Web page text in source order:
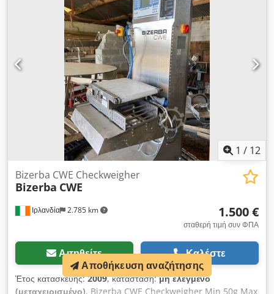
1 / 12
Ιρλανδία 2.785 km
Bizerba CWE Checkweigher
Bizerba CWE
1.500 €
σταθερή τιμή συν ΦΠΑ
Αιτηθείτε Καλέστε
Έτος κατασκευής:2009, κατάσταση:μη ελεγμένο
(μεταχειρισμένο), Bizerba CWE Checkweigher Min 50g Max
Αποθήκευση αναζήτησης